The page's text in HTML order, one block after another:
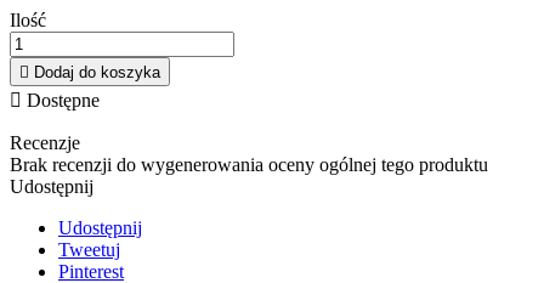
Ilość
 Dodaj do koszyka
 Dostępne
Recenzje
Brak recenzji do wygenerowania oceny ogólnej tego produktu
Udostępnij
Udostępnij
Tweetuj
Pinterest